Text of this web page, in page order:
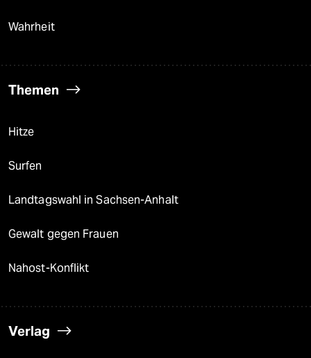
Wahrheit
Themen
Hitze
Surfen
Landtagswahl in Sachsen-Anhalt
Gewalt gegen Frauen
Nahost-Konflikt
Verlag